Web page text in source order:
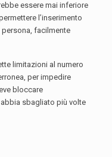
essere mai inferiore
l’inserimento
facilmente
limitazioni al numero
per impedire
bloccare
abbia sbagliato più volte